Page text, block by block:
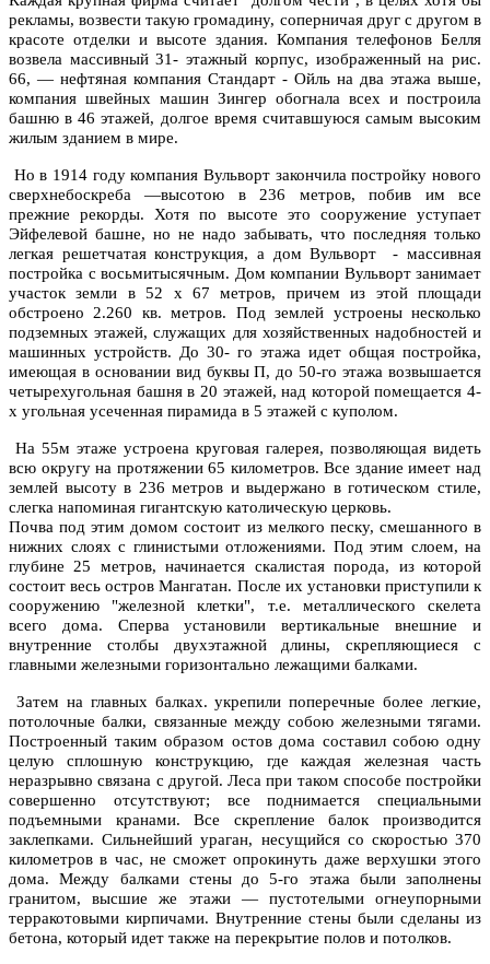
рекламы, возвести такую громадину, соперничая друг с другом в
красоте отделки и высоте здания. Компания телефонов Белля
возвела массивный 31- этажный корпус, изображенный на рис.
66, — нефтяная компания Стандарт - Ойль на два этажа выше,
компания швейных машин Зингер обогнала всех и построила
башню в 46 этажей, долгое время считавшуюся самым высоким
жилым зданием в мире.
Но в 1914 году компания Вульворт закончила постройку нового
сверхнебоскреба —высотою в 236 метров, побив им все
прежние рекорды. Хотя по высоте это сооружение уступает
Эйфелевой башне, но не надо забывать, что последняя только
легкая решетчатая конструкция, а дом Вульворт - массивная
постройка с восьмитысячным. Дом компании Вульворт занимает
участок земли в 52 х 67 метров, причем из этой площади
обстроено 2.260 кв. метров. Под землей устроены несколько
подземных этажей, служащих для хозяйственных надобностей и
машинных устройств. До 30- го этажа идет общая постройка,
имеющая в основании вид буквы П, до 50-го этажа возвышается
четырехугольная башня в 20 этажей, над которой помещается 4-
х угольная усеченная пирамида в 5 этажей с куполом.
На 55м этаже устроена круговая галерея, позволяющая видеть
всю округу на протяжении 65 километров. Все здание имеет над
землей высоту в 236 метров и выдержано в готическом стиле,
слегка напоминая гигантскую католическую церковь.
Почва под этим домом состоит из мелкого песку, смешанного в
нижних слоях с глинистыми отложениями. Под этим слоем, на
глубине 25 метров, начинается скалистая порода, из которой
состоит весь остров Мангатан. После их установки приступили к
сооружению "железной клетки", т.е. металлического скелета
всего дома. Сперва установили вертикальные внешние и
внутренние столбы двухэтажной длины, скрепляющиеся с
главными железными горизонтально лежащими балками.
Затем на главных балках. укрепили поперечные более легкие,
потолочные балки, связанные между собою железными тягами.
Построенный таким образом остов дома составил собою одну
целую сплошную конструкцию, где каждая железная часть
неразрывно связана с другой. Леса при таком способе постройки
совершенно отсутствуют; все поднимается специальными
подъемными кранами. Все скрепление балок производится
заклепками. Сильнейший ураган, несущийся со скоростью 370
километров в час, не сможет опрокинуть даже верхушки этого
дома. Между балками стены до 5-го этажа были заполнены
гранитом, высшие же этажи — пустотелыми огнеупорными
терракотовыми кирпичами. Внутренние стены были сделаны из
бетона, который идет также на перекрытие полов и потолков.